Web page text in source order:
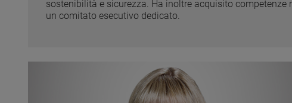
sostenibilità e sicurezza. Ha inoltre acquisito
un comitato esecutivo dedicato.